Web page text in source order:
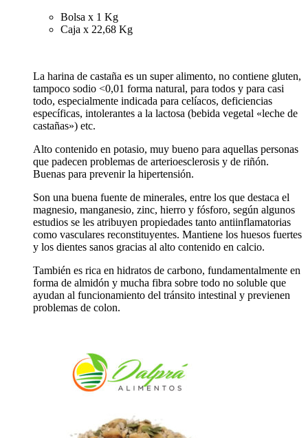
Bolsa x 1 Kg
Caja x 22,68 Kg
La harina de castaña es un super alimento, no contiene gluten,
tampoco sodio <0,01 forma natural, para todos y para casi
todo, especialmente indicada para celíacos, deficiencias
específicas, intolerantes a la lactosa (bebida vegetal «leche de
castañas») etc.
Alto contenido en potasio, muy bueno para aquellas personas
que padecen problemas de arterioesclerosis y de riñón.
Buenas para prevenir la hipertensión.
Son una buena fuente de minerales, entre los que destaca el
magnesio, manganesio, zinc, hierro y fósforo, según algunos
estudios se les atribuyen propiedades tanto antiinflamatorias
como vasculares reconstituyentes. Mantiene los huesos fuertes
y los dientes sanos gracias al alto contenido en calcio.
También es rica en hidratos de carbono, fundamentalmente en
forma de almidón y mucha fibra sobre todo no soluble que
ayudan al funcionamiento del tránsito intestinal y previenen
problemas de colon.